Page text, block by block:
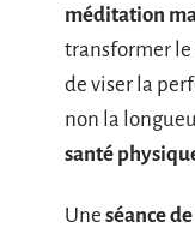
méditation
transformer le
de viser la
non la
santé
Une séance